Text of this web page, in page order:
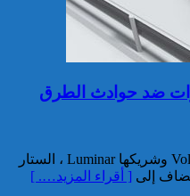
المذكرة السياحية أماطت شركة Volvo وشريكها Luminar ، الستار
إلى [ أقراء المزيد…. ]